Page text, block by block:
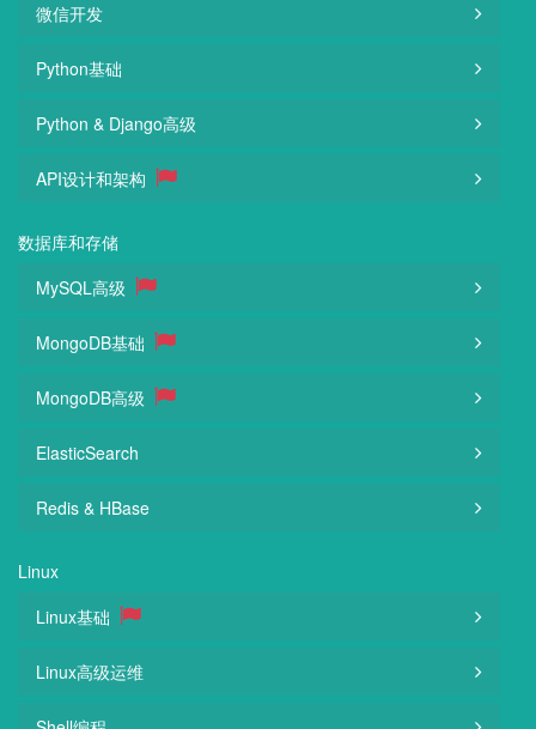
微信开发
Python基础
Python & Django高级
API设计和架构
数据库和存储
MySQL高级
MongoDB基础
MongoDB高级
ElasticSearch
Redis & HBase
Linux
Linux基础
Linux高级运维